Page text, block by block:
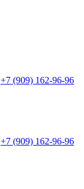
+7 (909) 162-96-96
+7 (909) 162-96-96